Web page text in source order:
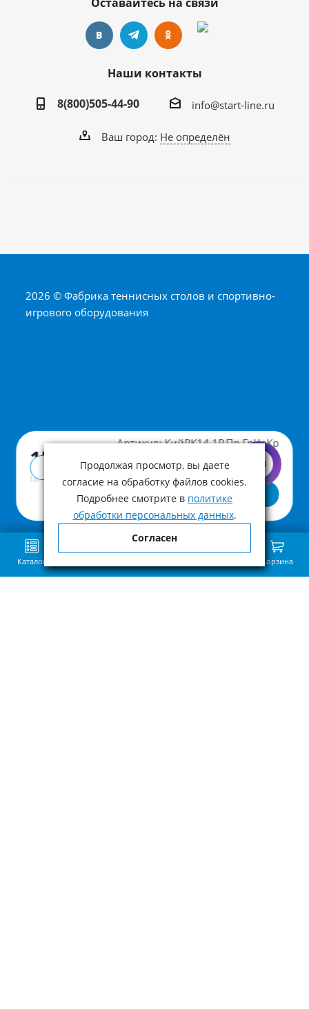
Артикул: КийРК14.1Р.Пр.ГрЧрКр
15 810 ₽
Цена с учетом НДС
В корзину
Купить в 1 клик
Наши контакты
8(800)505-44-90
info@start-line.ru
Ваш город: Не определён
2026 © Фабрика теннисных столов и спортивно-
игрового оборудования
Каталог Корзина
Продолжая просмотр, вы даете
согласие на обработку файлов cookies.
Подробнее смотрите в политике
обработки персональных данных.
Согласен